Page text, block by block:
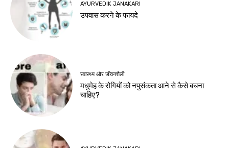
AYURVEDIK JANAKARI
उपवास करने के फायदे
स्वास्थ्य और जीवनशैली
मधुमेह के रोगियों को नपुसंकता आने से कैसे बचना
चाहिए?